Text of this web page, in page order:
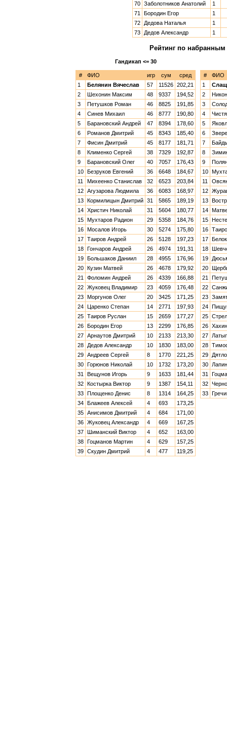
70
Заболотников Анатолий
1
71
Бородин Егор
1
72
Дедова Наталья
1
73
Дедов Александр 1
Рейтинг по
Гандикап <= 30
# ФИО игр сум
сред
1
Белянин Вячеслав 57 11526 202,21
2
Шехонин Максим 48 9337
194,52
3
Петушков Роман 46 8825
191,85
4
Синев Михаил 46 8777
190,80
5
Барановский Андрей 47 8394
178,60
6
Романов Дмитрий 45 8343
185,40
7
Фисин Дмитрий 45 8177
181,71
8
Клименко Сергей 38 7329
192,87
9
Барановский Олег 40 7057
176,43
10 Безруков Евгений 36 6648
184,67
11
Михеенко Станислав 32 6523
203,84
12 Агузарова Людмила 36 6083
168,97
13 Кормилицын Дмитрий 31 5865
189,19
14 Христич Николай 31 5604
180,77
15 Мухтаров Радион 29 5358
184,76
16 Мосалов Игорь 30 5274
175,80
17 Таиров Андрей 26 5128
197,23
18 Гончаров Андрей 26 4974
191,31
19 Большаков Даниил 28 4955
176,96
20 Кузин Матвей 26 4678
179,92
21
Фоломин Андрей 26 4339
166,88
22 Жуковец Владимир 23 4059
176,48
23 Моргунов Олег 20 3425
171,25
24 Царенко Степан 14 2771
197,93
25 Таиров Руслан 15 2659
177,27
26 Бородин Егор 13 2299
176,85
27 Арнаутов Дмитрий 10 2133
213,30
28
Дедов Александр 10 1830
183,00
29 Андреев Сергей 8 1770
221,25
30 Горюнов Николай 10 1732
173,20
31
Вещунов Игорь 9 1633
181,44
32 Костырка Виктор 9 1387
154,11
33 Площенко Денис 8 1314
164,25
34 Блажеев Алексей 4 693
173,25
35 Анисимов Дмитрий 4 684
171,00
36 Жуковец Александр 4 669
167,25
37 Шиманский Виктор 4 652
163,00
38 Гоцманов Мартин 4 629
157,25
39 Скудин Дмитрий 4 477 119,25
#
ФИО
1
2
3
4
5
6
7
8
9
10
11
12
13
14
15
16
17
18
19
20
21
22
23
24
25
26
27
28
29
30
31
32
33